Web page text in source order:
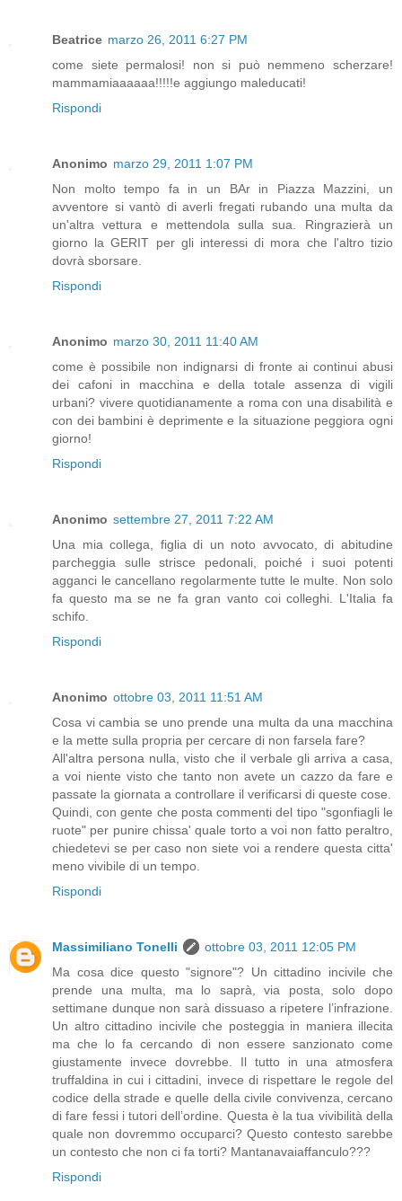
Beatrice marzo 26, 2011 6:27 PM
come siete permalosi! non si può nemmeno scherzare!
mammamiaaaaaa!!!!!e aggiungo maleducati!
Rispondi
Anonimo marzo 29, 2011 1:07 PM
Non molto tempo fa in un BAr in Piazza Mazzini, un
avventore si vantò di averli fregati rubando una multa da
un'altra vettura e mettendola sulla sua. Ringrazierà un
giorno la GERIT per gli interessi di mora che l'altro tizio
dovrà sborsare.
Rispondi
Anonimo marzo 30, 2011 11:40 AM
come è possibile non indignarsi di fronte ai continui abusi
dei cafoni in macchina e della totale assenza di vigili
urbani? vivere quotidianamente a roma con una disabilità e
con dei bambini è deprimente e la situazione peggiora ogni
giorno!
Rispondi
Anonimo settembre 27, 2011 7:22 AM
Una mia collega, figlia di un noto avvocato, di abitudine
parcheggia sulle strisce pedonali, poiché i suoi potenti
agganci le cancellano regolarmente tutte le multe. Non solo
fa questo ma se ne fa gran vanto coi colleghi. L'Italia fa
schifo.
Rispondi
Anonimo ottobre 03, 2011 11:51 AM
Cosa vi cambia se uno prende una multa da una macchina
e la mette sulla propria per cercare di non farsela fare?
All'altra persona nulla, visto che il verbale gli arriva a casa,
a voi niente visto che tanto non avete un cazzo da fare e
passate la giornata a controllare il verificarsi di queste cose.
Quindi, con gente che posta commenti del tipo "sgonfiagli le
ruote" per punire chissa' quale torto a voi non fatto peraltro,
chiedetevi se per caso non siete voi a rendere questa citta'
meno vivibile di un tempo.
Rispondi
Massimiliano Tonelli
ottobre 03, 2011 12:05 PM
Ma cosa dice questo "signore"? Un cittadino incivile che
prende una multa, ma lo saprà, via posta, solo dopo
settimane dunque non sarà dissuaso a ripetere l’infrazione.
Un altro cittadino incivile che posteggia in maniera illecita
ma che lo fa cercando di non essere sanzionato come
giustamente invece dovrebbe. Il tutto in una atmosfera
truffaldina in cui i cittadini, invece di rispettare le regole del
codice della strade e quelle della civile convivenza, cercano
di fare fessi i tutori dell’ordine. Questa è la tua vivibilità della
quale non dovremmo occuparci? Questo contesto sarebbe
un contesto che non ci fa torti? Mantanavaiaffanculo???
Rispondi